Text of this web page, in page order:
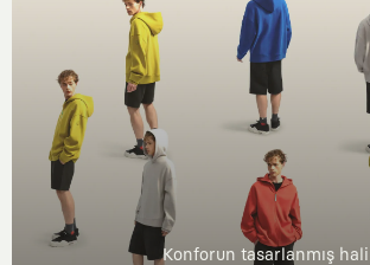
Konforun tasarlanmış hali